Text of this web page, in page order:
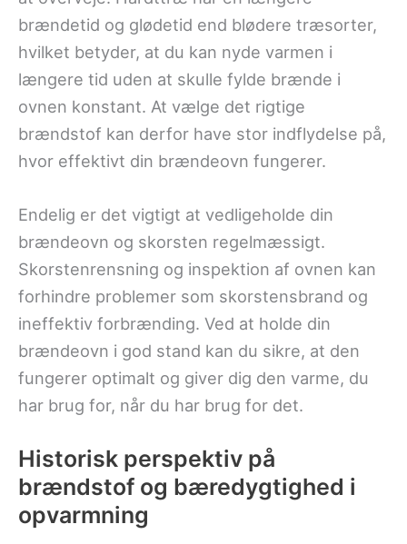
brændetid og glødetid end blødere træsorter,
hvilket betyder, at du kan nyde varmen i
længere tid uden at skulle fylde brænde i
ovnen konstant. At vælge det rigtige
brændstof kan derfor have stor indflydelse på,
hvor effektivt din brændeovn fungerer.
Endelig er det vigtigt at vedligeholde din
brændeovn og skorsten regelmæssigt.
Skorstenrensning og inspektion af ovnen kan
forhindre problemer som skorstensbrand og
ineffektiv forbrænding. Ved at holde din
brændeovn i god stand kan du sikre, at den
fungerer optimalt og giver dig den varme, du
har brug for, når du har brug for det.
Historisk perspektiv på
brændstof og bæredygtighed i
opvarmning